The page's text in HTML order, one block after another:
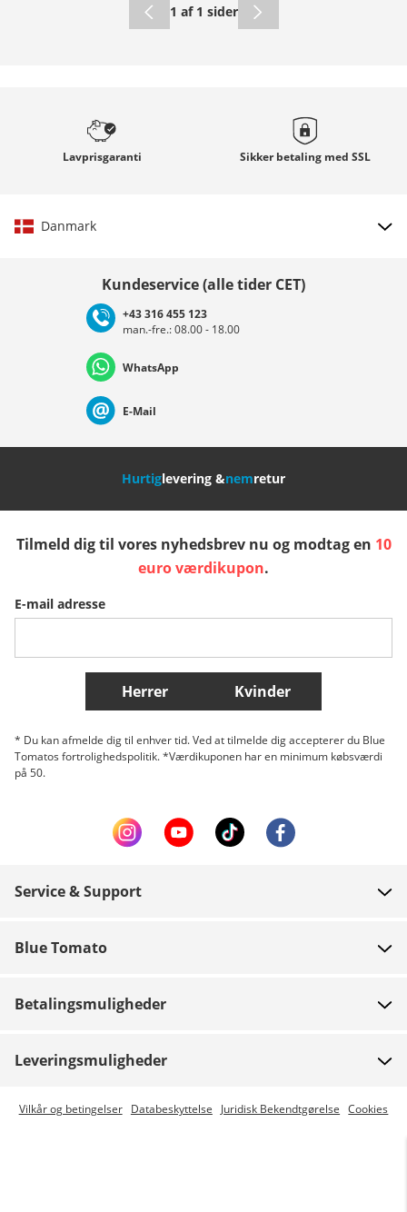
1 af 1 sider
Lavprisgaranti Sikker betaling med SSL
Danmark
Deutschland Österreich
Nederland Italia (Italiano) Italien (Deutsch)
Slovenija
Belgique (Français) Danmark Norge
Flere lande
Kundeservice (alle tider CET)
+43 316 455 123
man.-fre.: 08.00 - 18.00
WhatsApp
E-Mail
Hurtiglevering &nemretur
Tilmeld dig til vores nyhedsbrev nu og modtag en 10
euro værdikupon.
E-mail adresse
Herrer Kvinder
* Du kan afmelde dig til enhver tid. Ved at tilmelde dig accepterer du Blue
Tomatos fortrolighedspolitik. *Værdikuponen har en minimum købsværdi
på 50.
Service & Support
Betaling
Retur
Track din ordre
Blue Tomato
Blue World
Betalingsmuligheder
Leveringsmuligheder
Express levering er mulig
Vilkår og betingelser Databeskyttelse Juridisk Bekendtgørelse Cookies